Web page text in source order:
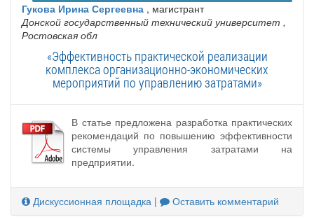
Гукова Ирина Сергеевна , магистрант
Донской государственный технический университет ,
Ростовская обл
«Эффективность практической реализации
комплекса организационно-экономических
мероприятий по управлению затратами»
В статье предложена разработка практических
рекомендаций по повышению эффективности
системы управления затратами на
предприятии.
Дискуссионная площадка | Оставить комментарий